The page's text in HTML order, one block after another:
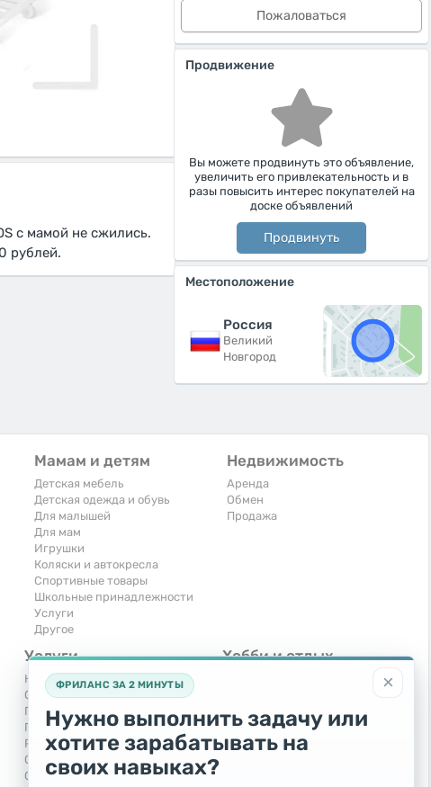
с мамой не сжились.
рублей.
Пожаловаться
Продвижение
Вы можете продвинуть это объявление,
увеличить его привлекательность и в
разы повысить интерес покупателей на
доске объявлений
Продвинуть
Местоположение
Россия
Великий
Новгород
Мамам и детям
Детская мебель
Детская одежда и обувь
Для малышей
Для мам
Игрушки
Коляски и автокресла
Спортивные товары
Школьные принадлежности
Услуги
Другое
Недвижимость
Аренда
Обмен
Продажа
Услуги
Компьютеры, интернет
Обучение и репетиторство
Перевозки и транспорт
Праздники и мероприятия
Ремонт и установка техники
Сиделки, горничные
Строительство и ремонт
Хобби и отдых
Спорт и отдых
Другое
×
ФРИЛАНС ЗА 2 МИНУТЫ
Нужно выполнить задачу или
хотите зарабатывать на
своих навыках?